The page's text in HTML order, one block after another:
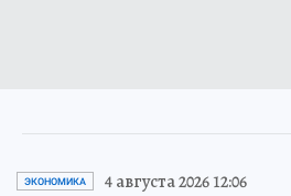
ЭКОНОМИКА 4 августа 2026 12:06